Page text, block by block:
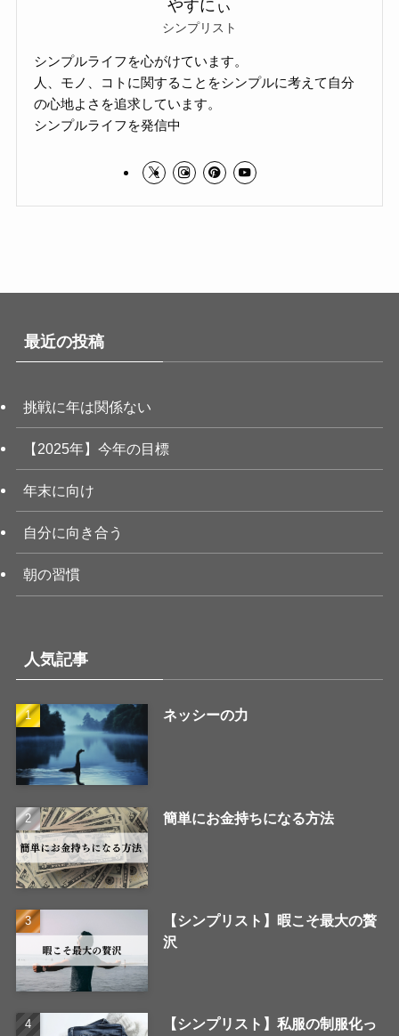
やすにぃ
シンプリスト
シンプルライフを心がけています。
人、モノ、コトに関することをシンプルに考えて自分
の心地よさを追求しています。
シンプルライフを発信中
最近の投稿
挑戦に年は関係ない
【2025年】今年の目標
年末に向け
自分に向き合う
朝の習慣
人気記事
ネッシーの力
簡単にお金持ちになる方法
【シンプリスト】暇こそ最大の贅
沢
【シンプリスト】私服の制服化っ